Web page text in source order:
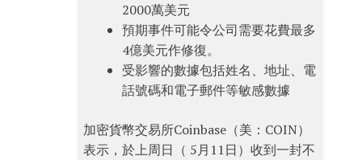
2000萬美元
預期事件可能令公司需要花費最多
4億美元作修復。
受影響的數據包括姓名、地址、電
話號碼和電子郵件等敏感數據
加密貨幣交易所Coinbase（美：COIN）
表示，於上周日（ 5月11日）收到一封不